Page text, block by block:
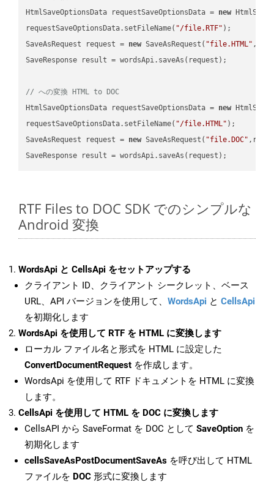
HtmlSaveOptionsData requestSaveOptionsData = new
requestSaveOptionsData.setFileName( "/file.RTF" );
SaveAsRequest request = new SaveAsRequest( "file.HTML"
SaveResponse result = wordsApi.saveAs(request);
// への変換 HTML to DOC
HtmlSaveOptionsData requestSaveOptionsData = new
requestSaveOptionsData.setFileName( "/file.HTML" );
SaveAsRequest request = new SaveAsRequest( "file.DOC"
RTF Files to DOC SDK でのシンプルな
Android 変換
WordsApi と CellsApi をセットアップする
クライアント ID、クライアント シークレット、ベース
URL、API バージョンを使用して、 WordsApi と CellsApi
を初期化します
WordsApi を使用して RTF を HTML に変換します
ローカル ファイル名と形式を HTML に設定した
ConvertDocumentRequest を作成します。
WordsApi を使用して RTF ドキュメントを HTML に変換
します。
CellsApi を使用して HTML を DOC に変換します
CellsAPI から SaveFormat を DOC として SaveOption を
初期化します
cellsSaveAsPostDocumentSaveAs を呼び出して HTML
ファイルを DOC 形式に変換します